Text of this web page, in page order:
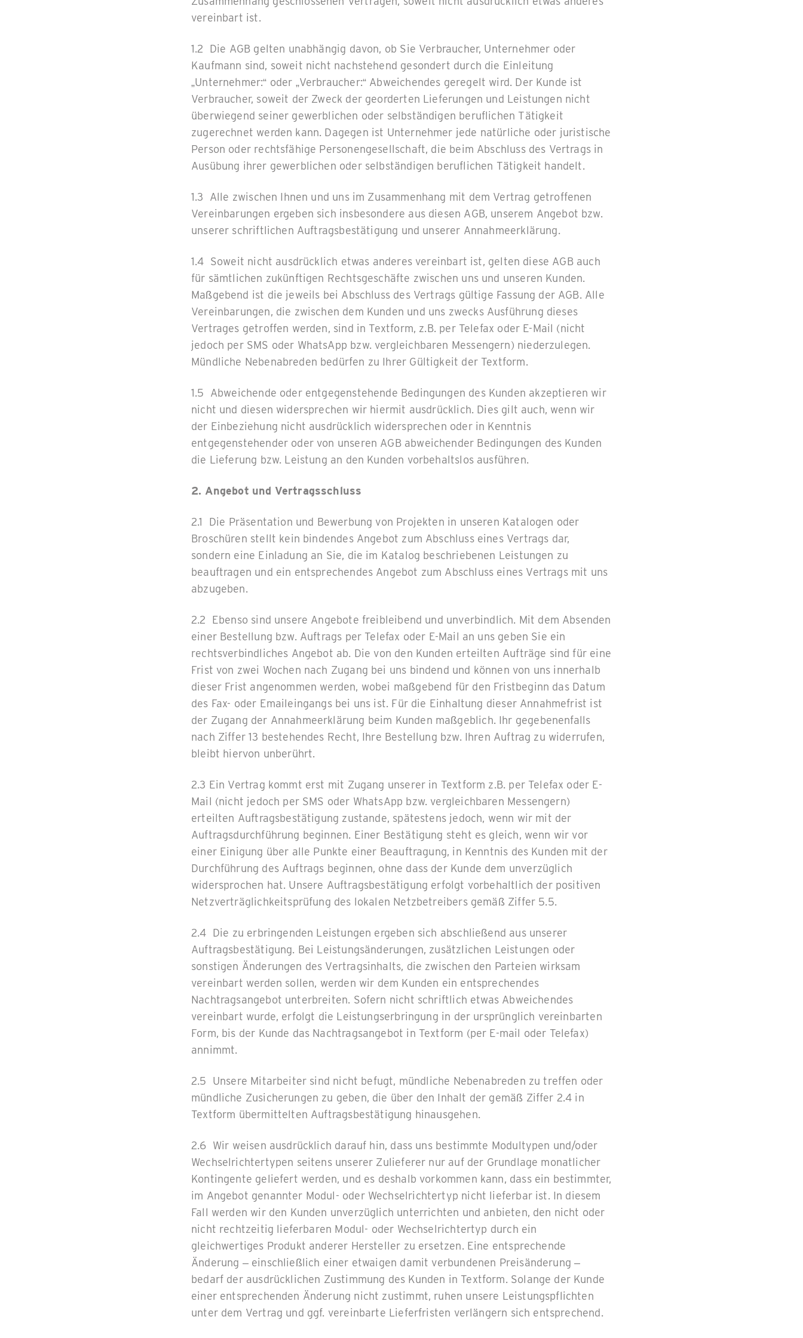
vereinbart ist.
1.2 Die AGB gelten unabhängig davon, ob Sie Verbraucher, Unternehmer oder
Kaufmann sind, soweit nicht nachstehend gesondert durch die Einleitung
„Unternehmer:“ oder „Verbraucher:“ Abweichendes geregelt wird. Der Kunde ist
Verbraucher, soweit der Zweck der georderten Lieferungen und Leistungen nicht
überwiegend seiner gewerblichen oder selbständigen beruflichen Tätigkeit
zugerechnet werden kann. Dagegen ist Unternehmer jede natürliche oder juristische
Person oder rechtsfähige Personengesellschaft, die beim Abschluss des Vertrags in
Ausübung ihrer gewerblichen oder selbständigen beruflichen Tätigkeit handelt.
1.3 Alle zwischen Ihnen und uns im Zusammenhang mit dem Vertrag getroffenen
Vereinbarungen ergeben sich insbesondere aus diesen AGB, unserem Angebot bzw.
unserer schriftlichen Auftragsbestätigung und unserer Annahmeerklärung.
1.4 Soweit nicht ausdrücklich etwas anderes vereinbart ist, gelten diese AGB auch
für sämtlichen zukünftigen Rechtsgeschäfte zwischen uns und unseren Kunden.
Maßgebend ist die jeweils bei Abschluss des Vertrags gültige Fassung der AGB. Alle
Vereinbarungen, die zwischen dem Kunden und uns zwecks Ausführung dieses
Vertrages getroffen werden, sind in Textform, z.B. per Telefax oder E-Mail (nicht
jedoch per SMS oder WhatsApp bzw. vergleichbaren Messengern) niederzulegen.
Mündliche Nebenabreden bedürfen zu Ihrer Gültigkeit der Textform.
1.5 Abweichende oder entgegenstehende Bedingungen des Kunden akzeptieren wir
nicht und diesen widersprechen wir hiermit ausdrücklich. Dies gilt auch, wenn wir
der Einbeziehung nicht ausdrücklich widersprechen oder in Kenntnis
entgegenstehender oder von unseren AGB abweichender Bedingungen des Kunden
die Lieferung bzw. Leistung an den Kunden vorbehaltslos ausführen.
2. Angebot und Vertragsschluss
2.1 Die Präsentation und Bewerbung von Projekten in unseren Katalogen oder
Broschüren stellt kein bindendes Angebot zum Abschluss eines Vertrags dar,
sondern eine Einladung an Sie, die im Katalog beschriebenen Leistungen zu
beauftragen und ein entsprechendes Angebot zum Abschluss eines Vertrags mit uns
abzugeben.
2.2 Ebenso sind unsere Angebote freibleibend und unverbindlich. Mit dem Absenden
einer Bestellung bzw. Auftrags per Telefax oder E-Mail an uns geben Sie ein
rechtsverbindliches Angebot ab. Die von den Kunden erteilten Aufträge sind für eine
Frist von zwei Wochen nach Zugang bei uns bindend und können von uns innerhalb
dieser Frist angenommen werden, wobei maßgebend für den Fristbeginn das Datum
des Fax- oder Emaileingangs bei uns ist. Für die Einhaltung dieser Annahmefrist ist
der Zugang der Annahmeerklärung beim Kunden maßgeblich. Ihr gegebenenfalls
nach Ziffer 13 bestehendes Recht, Ihre Bestellung bzw. Ihren Auftrag zu widerrufen,
bleibt hiervon unberührt.
2.3 Ein Vertrag kommt erst mit Zugang unserer in Textform z.B. per Telefax oder E-
Mail (nicht jedoch per SMS oder WhatsApp bzw. vergleichbaren Messengern)
erteilten Auftragsbestätigung zustande, spätestens jedoch, wenn wir mit der
Auftragsdurchführung beginnen. Einer Bestätigung steht es gleich, wenn wir vor
einer Einigung über alle Punkte einer Beauftragung, in Kenntnis des Kunden mit der
Durchführung des Auftrags beginnen, ohne dass der Kunde dem unverzüglich
widersprochen hat. Unsere Auftragsbestätigung erfolgt vorbehaltlich der positiven
Netzverträglichkeitsprüfung des lokalen Netzbetreibers gemäß Ziffer 5.5.
2.4 Die zu erbringenden Leistungen ergeben sich abschließend aus unserer
Auftragsbestätigung. Bei Leistungsänderungen, zusätzlichen Leistungen oder
sonstigen Änderungen des Vertragsinhalts, die zwischen den Parteien wirksam
vereinbart werden sollen, werden wir dem Kunden ein entsprechendes
Nachtragsangebot unterbreiten. Sofern nicht schriftlich etwas Abweichendes
vereinbart wurde, erfolgt die Leistungserbringung in der ursprünglich vereinbarten
Form, bis der Kunde das Nachtragsangebot in Textform (per E-mail oder Telefax)
annimmt.
2.5 Unsere Mitarbeiter sind nicht befugt, mündliche Nebenabreden zu treffen oder
mündliche Zusicherungen zu geben, die über den Inhalt der gemäß Ziffer 2.4 in
Textform übermittelten Auftragsbestätigung hinausgehen.
2.6 Wir weisen ausdrücklich darauf hin, dass uns bestimmte Modultypen und/oder
Wechselrichtertypen seitens unserer Zulieferer nur auf der Grundlage monatlicher
Kontingente geliefert werden, und es deshalb vorkommen kann, dass ein bestimmter,
im Angebot genannter Modul- oder Wechselrichtertyp nicht lieferbar ist. In diesem
Fall werden wir den Kunden unverzüglich unterrichten und anbieten, den nicht oder
nicht rechtzeitig lieferbaren Modul- oder Wechselrichtertyp durch ein
gleichwertiges Produkt anderer Hersteller zu ersetzen. Eine entsprechende
Änderung – einschließlich einer etwaigen damit verbundenen Preisänderung –
bedarf der ausdrücklichen Zustimmung des Kunden in Textform. Solange der Kunde
einer entsprechenden Änderung nicht zustimmt, ruhen unsere Leistungspflichten
unter dem Vertrag und ggf. vereinbarte Lieferfristen verlängern sich entsprechend.